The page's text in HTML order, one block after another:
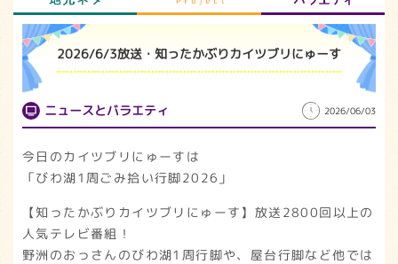
2026/6/3放送・知ったかぶりカイツブリにゅーす
ニュースとバラエティ 2026/06/03
今日のカイツブリにゅーすは
「びわ湖1周ごみ拾い行脚2026」
【知ったかぶりカイツブリにゅーす】放送2800回以上の
人気テレビ番組！
野洲のおっさんのびわ湖1周行脚や、屋台行脚など他では